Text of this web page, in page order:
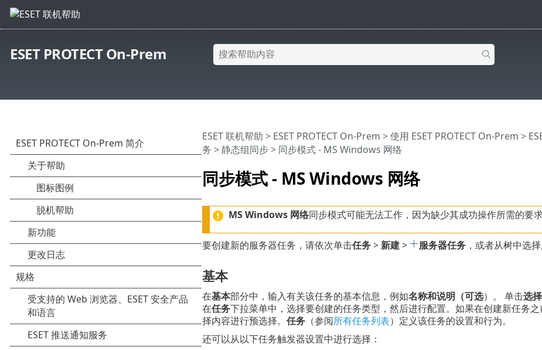
ESET PROTECT On-Prem
同步模式 - MS Windows 网络
ESET 联机帮助 > ESET PROTECT On-Prem >使用 ESET PROTECT On-Prem >
务 >静态组同步> 同步模式 - MS Windows 网络
MS Windows 网络同步模式可能无法工作，因为缺少其成功操作所需的要
要创建新的服务器任务，请依次单击任务>新建> 服务器任务，或者从树中选
基本
在基本部分中，输入有关该任务的基本信息，例如名称和说明（可选）。 单击选
在任务下拉菜单中，选择要创建的任务类型，然后进行配置。如果在创建新任务
择内容进行预选择。 任务（参阅所有任务列表）定义该任务的设置和行为。
还可以从以下任务触发器设置中进行选择：